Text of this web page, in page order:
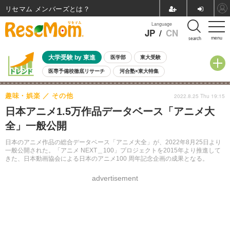
menu
Language
JP / CN search
大学受験 by 東進 医学部 東大受験
医専予備校徹底リサーチ 河合塾×東大特集
親子で考える大学選び 高校受験 中学受験 小学校受験
共通テスト 夏休み
8月開催イベント・WS 全国公立高校 過去問 人気記事
自由研究教材（小学生向け）
日本アニメ1.5万作品データベース「アニメ大
全」一般公開
日本のアニメ作品の総合データベース「アニメ大全」が、2022年8月25日より
一般公開された。「アニメ NEXT＿100」プロジェクトを2015年より推進して
きた、日本動画協会による日本のアニメ100 周年記念企画の成果となる。
趣味・娯楽 その他
advertisement
2022.8.25 Thu 19:15
リセマム メンバーズ